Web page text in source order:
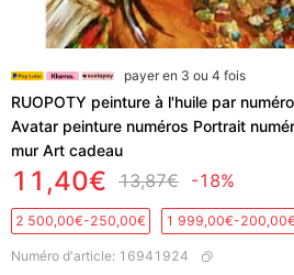
payer en 3 ou 4 fois
RUOPOTY peinture à l'huile par
Avatar peinture numéros Portrait
mur Art cadeau
11,40€ 13,87€ -18%
2 500,00€-250,00€ 1 999,00€-200,00€
Numéro d'article: 16941924